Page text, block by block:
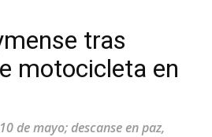
tras
motocicleta en
de mayo; descanse en paz,